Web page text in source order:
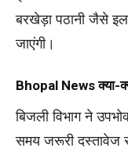
बरखेड़ा पठानी जैसे
जाएंगी।
Bhopal Newsक्या-
बिजली विभाग ने
समय जरूरी दस्तावेज